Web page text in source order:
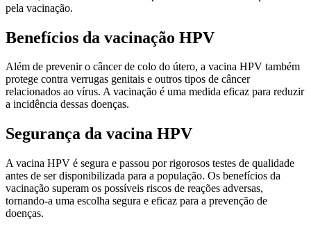
pela vacinação.
Benefícios da vacinação HPV
Além de prevenir o câncer de colo do útero, a vacina HPV também
protege contra verrugas genitais e outros tipos de câncer
relacionados ao vírus. A vacinação é uma medida eficaz para reduzir
a incidência dessas doenças.
Segurança da vacina HPV
A vacina HPV é segura e passou por rigorosos testes de qualidade
antes de ser disponibilizada para a população. Os benefícios da
vacinação superam os possíveis riscos de reações adversas,
tornando-a uma escolha segura e eficaz para a prevenção de
doenças.